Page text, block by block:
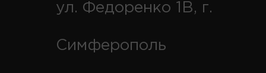
ул. Федоренко 1В, г.
Симферополь